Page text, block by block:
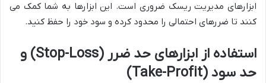
ابزارهای مدیریت ریسک ضروری است. این ابزارها به شما کمک می
کنند تا ضررهای احتمالی را محدود کرده و سود خود را حفظ کنید.
استفاده از ابزارهای حد ضرر (Stop-Loss) و
حد سود (Take-Profit)